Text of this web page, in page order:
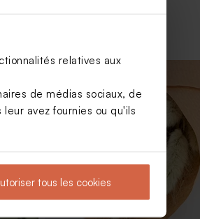
relatives aux
de médias sociaux, de
avez fournies ou qu'ils
tous les cookies
Sticker fête rond confettis dorés